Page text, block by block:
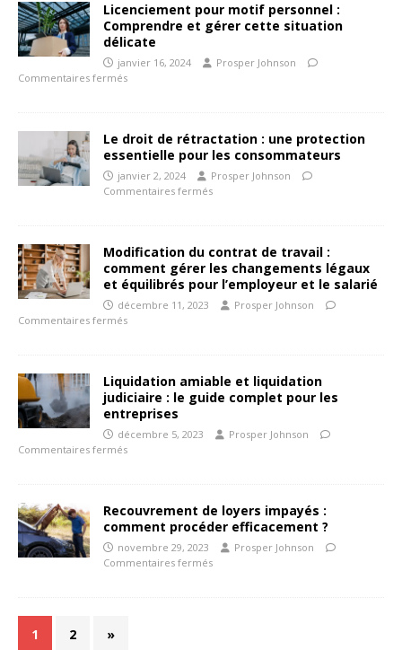
Licenciement pour motif personnel :
Comprendre et gérer cette situation
délicate
janvier 16, 2024
Prosper Johnson
Commentaires fermés
Le droit de rétractation : une protection
essentielle pour les consommateurs
janvier 2, 2024
Prosper Johnson
Commentaires fermés
Modification du contrat de travail :
comment gérer les changements légaux
et équilibrés pour l’employeur et le salarié
décembre 11, 2023
Prosper Johnson
Commentaires fermés
Liquidation amiable et liquidation
judiciaire : le guide complet pour les
entreprises
décembre 5, 2023
Prosper Johnson
Commentaires fermés
Recouvrement de loyers impayés :
comment procéder efficacement ?
novembre 29, 2023
Prosper Johnson
Commentaires fermés
1 2 »